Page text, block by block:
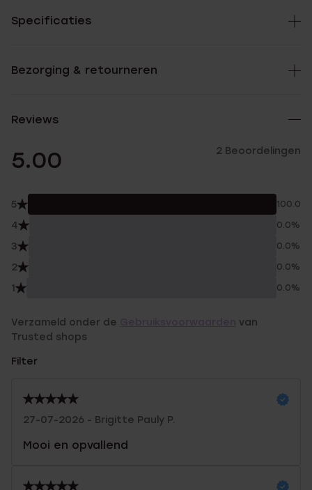
Specificaties
Bezorging & retourneren
Reviews
5.00 2 Beoordelingen
5 100.0%
4 0.0%
3 0.0%
2 0.0%
1 0.0%
Verzameld onder de
van
Trusted shops
Filter
27-07-2026 - Brigitte Pauly P.
Mooi en opvallend